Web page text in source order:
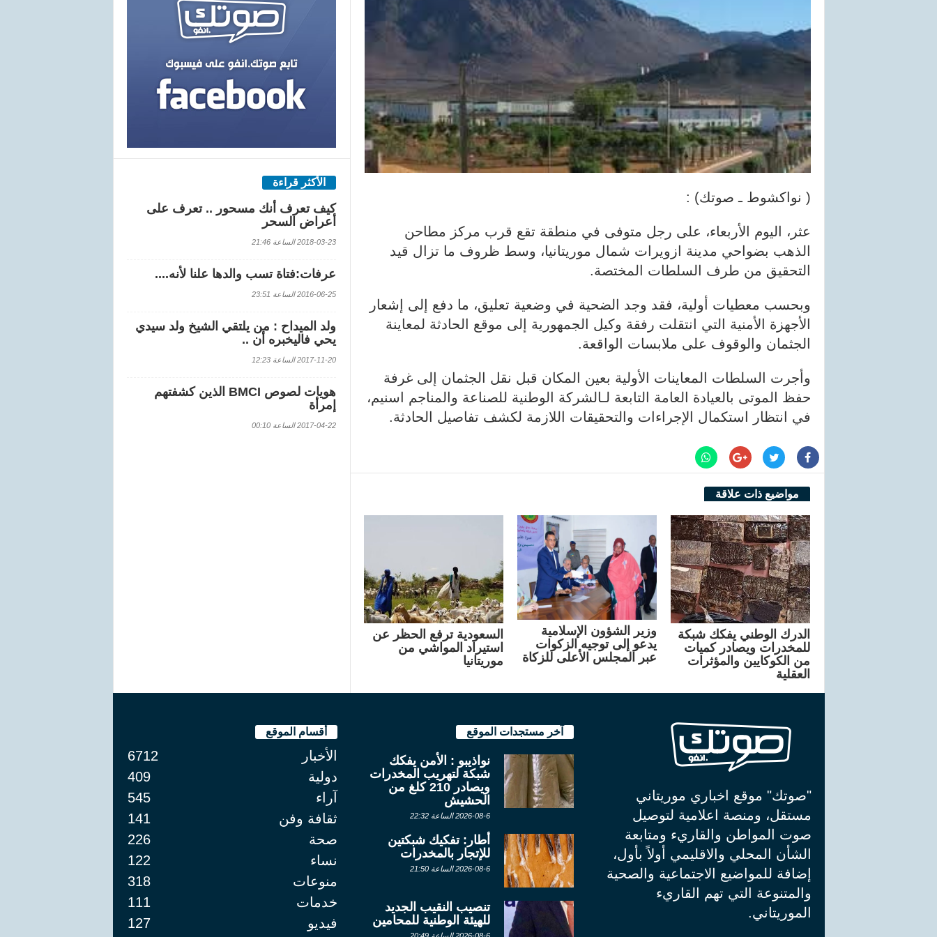
( نواكشوط ـ صوتك) :
عثر، اليوم الأربعاء، على رجل متوفى في منطقة تقع قرب مركز مطاحن
الذهب بضواحي مدينة ازويرات شمال موريتانيا، وسط ظروف ما تزال قيد
التحقيق من طرف السلطات المختصة.
وبحسب معطيات أولية، فقد وجد الضحية في وضعية تعليق، ما دفع إلى إشعار
الأجهزة الأمنية التي انتقلت رفقة وكيل الجمهورية إلى موقع الحادثة لمعاينة
الجثمان والوقوف على ملابسات الواقعة.
وأجرت السلطات المعاينات الأولية بعين المكان قبل نقل الجثمان إلى غرفة
حفظ الموتى بالعيادة العامة التابعة لـالشركة الوطنية للصناعة والمناجم اسنيم،
في انتظار استكمال الإجراءات والتحقيقات اللازمة لكشف تفاصيل الحادثة.
مواضيع ذات علاقة
الدرك الوطني يفكك شبكة
للمخدرات ويصادر كميات
من الكوكايين والمؤثرات
العقلية
وزير الشؤون الإسلامية
يدعو إلى توجيه الزكوات
عبر المجلس الأعلى للزكاة
السعودية ترفع الحظر عن
استيراد المواشي من
موريتانيا
الأكثر قراءة
كيف تعرف أنك مسحور .. تعرف على
أعراض السحر
2018-03-23 الساعة 21:46
عرفات:فتاة تسب والدها علنا لأنه....
2016-06-25 الساعة 23:51
ولد الميداح : من يلتقي الشيخ ولد سيدي
يحي فاليخبره أن ..
2017-11-20 الساعة 12:23
هويات لصوص BMCI الذين كشفتهم
إمرأة
2017-04-22 الساعة 00:10
"صوتك" موقع اخباري موريتاني
مستقل، ومنصة اعلامية لتوصيل
صوت المواطن والقاريء ومتابعة
الشأن المحلي والاقليمي أولاً بأول،
إضافة للمواضيع الاجتماعية والصحية
والمتنوعة التي تهم القاريء
الموريتاني.
آخر مستجدات الموقع
نواذيبو : الأمن يفكك
شبكة لتهريب المخدرات
ويصادر 210 كلغ من
الحشيش
2026-08-6 الساعة 22:32
أطار: تفكيك شبكتين
للإتجار بالمخدرات
2026-08-6 الساعة 21:50
تنصيب النقيب الجديد
للهيئة الوطنية للمحامين
أقسام الموقع
الأخبار
6712
دولية
409
آراء
545
ثقافة وفن
141
صحة
226
نساء
122
منوعات
318
خدمات
111
فيديو
127